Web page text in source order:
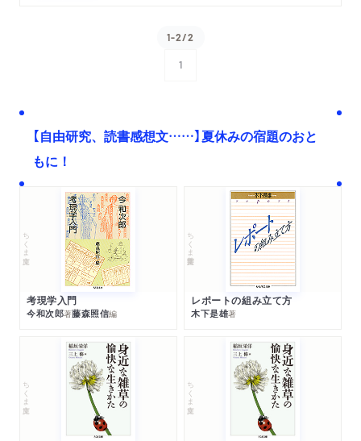
1-2/2
1
【自由研究、読書感想文……】夏休みの宿題のおと
もに！
ちくま文庫
考現学入門
今和次郎著藤森照信編
ちくま学芸文庫
レポートの組み立て方
木下是雄著
ちくま文庫 ちくま文庫